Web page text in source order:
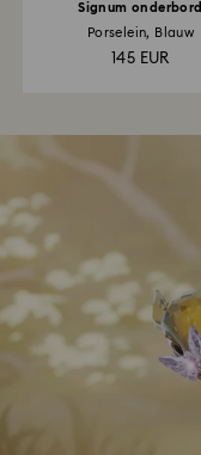
Signum onderbord
Porselein, Blauw
145 EUR